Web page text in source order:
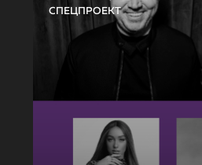
СПЕЦПРОЕКТ